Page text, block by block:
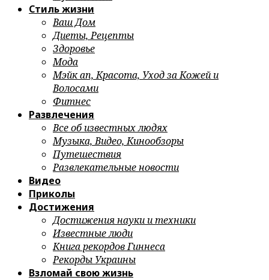
Стиль жизни
Ваш Дом
Диеты, Рецепты
Здоровье
Мода
Мэйк ап, Красота, Уход за Кожей и
Волосами
Фитнес
Развлечения
Все об известных людях
Музыка, Видео, Кинообзоры
Путешествия
Развлекательные новости
Видео
Приколы
Достижения
Достижения науки и техники
Известные люди
Книга рекордов Гиннеса
Рекорды Украины
Взломай свою жизнь